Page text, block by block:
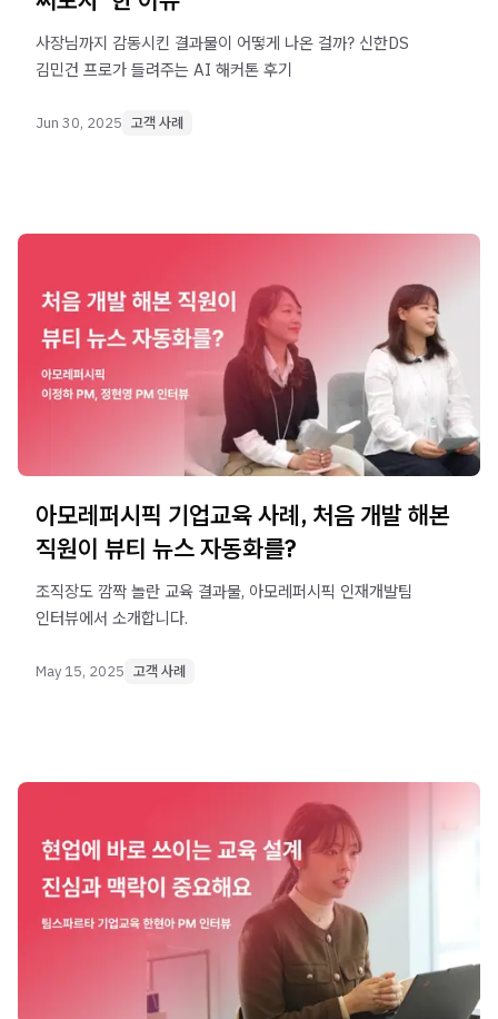
사장님까지 감동시킨 결과물이 어떻게 나온 걸까? 신한DS
김민건 프로가 들려주는 AI 해커톤 후기
Jun 30, 2025 고객 사례
아모레퍼시픽 기업교육 사례, 처음 개발 해본
직원이 뷰티 뉴스 자동화를?
조직장도 깜짝 놀란 교육 결과물, 아모레퍼시픽 인재개발팀
인터뷰에서 소개합니다.
May 15, 2025 고객 사례